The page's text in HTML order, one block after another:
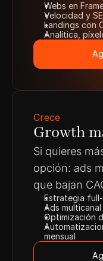
Webs en
Velocidad y
Landings con
Analítica,
Crece
Growth
Si quieres
opción: ads
que bajan
Estrategia
Ads
Optimización
mensual